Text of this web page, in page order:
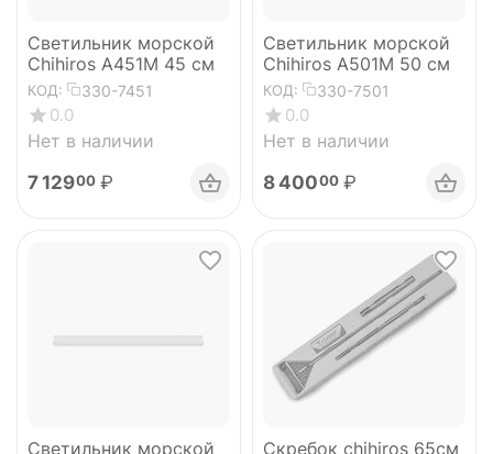
Светильник морской
Chihiros A451M 45 см
КОД: 330-7451
0.0
Нет в наличии
7 12900 ₽
Светильник морской
Chihiros A501M 50 см
КОД: 330-7501
0.0
Нет в наличии
8 40000 ₽
Светильник морской
Скребок chihiros 65см